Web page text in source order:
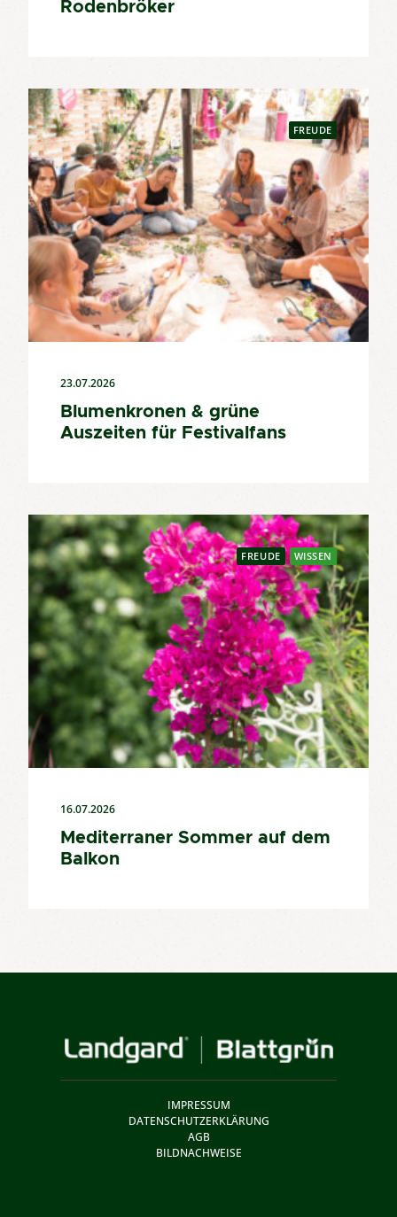
Rodenbröker
FREUDE
23.07.2026
Blumenkronen & grüne
Auszeiten für Festivalfans
FREUDE WISSEN
16.07.2026
Mediterraner Sommer auf dem
Balkon
IMPRESSUM
DATENSCHUTZERKLÄRUNG
AGB
BILDNACHWEISE